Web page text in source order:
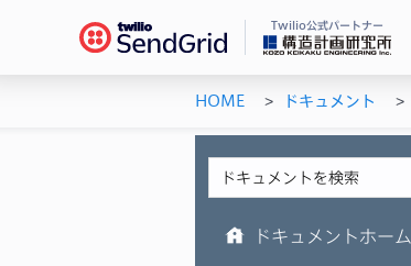
Twilio公式パートナー
HOME ドキュメント
ドキュメントホーム